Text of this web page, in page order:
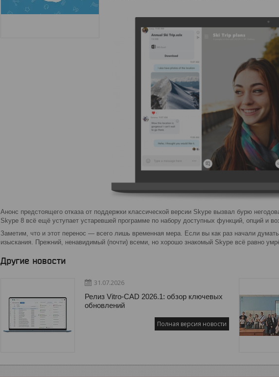
Анонс предстоящего отказа от поддержки классической версии Skype вызвал бурю
Skype 8 всё ещё уступает устаревшей программе по набору доступных функций, опций и
Заметим, что и этот перенос — всего лишь временная мера. Если вы как раз начали
изыскания. Прежний, ненавидимый (почти) всеми, но хорошо знакомый Skype всё равно
Другие новости
31.07.2026
Релиз Vitro-CAD 2026.1: обзор ключевых
обновлений
Полная версия новости